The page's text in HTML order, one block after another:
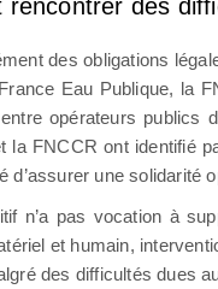
rencontrer des
des obligations
Eau Publique, la
entre opérateurs publics
la FNCCR ont identifié
d’assurer une solidarité
n’a pas vocation à
et humain,
des difficultés dues